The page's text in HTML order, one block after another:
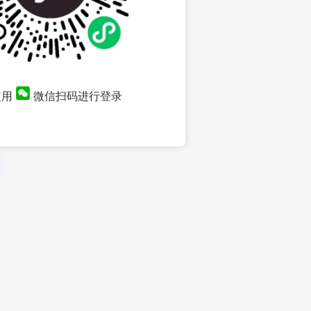
微信扫码进行登录